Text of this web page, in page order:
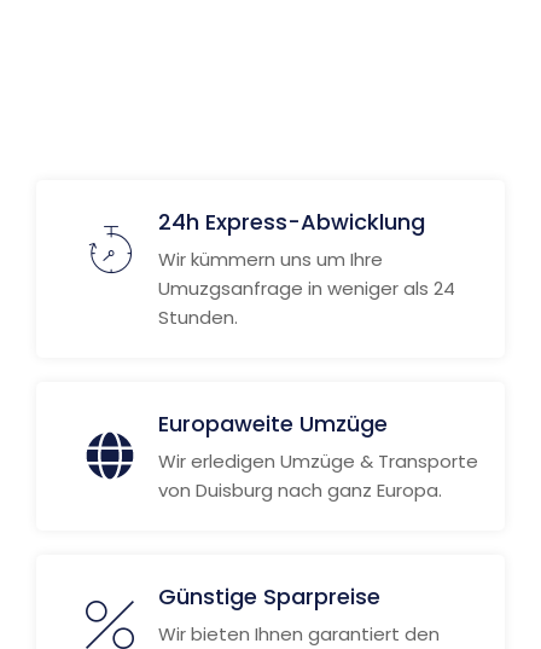
24h Express-Abwicklung
Wir kümmern uns um Ihre
Umuzgsanfrage in weniger als 24
Stunden.
Europaweite Umzüge
Wir erledigen Umzüge & Transporte
von Duisburg nach ganz Europa.
Günstige Sparpreise
Wir bieten Ihnen garantiert den